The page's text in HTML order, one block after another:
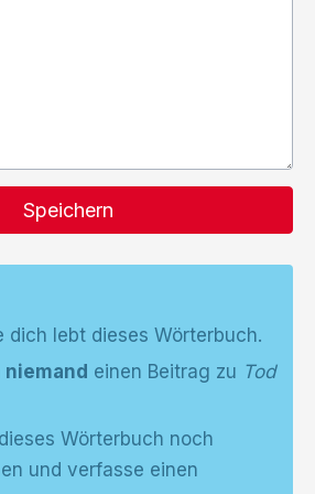
Speichern
dich lebt dieses Wörterbuch.
niemand einen Beitrag zu Tod
Wörterbuch noch
und verfasse einen